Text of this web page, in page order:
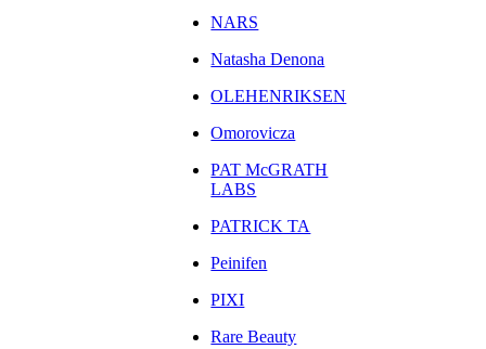
NARS
Natasha Denona
OLEHENRIKSEN
Omorovicza
PAT McGRATH
LABS
PATRICK TA
Peinifen
PIXI
Rare Beauty